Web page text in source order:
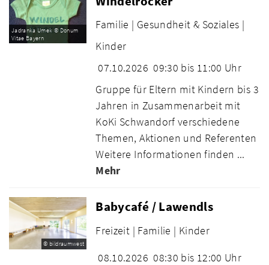
Jadranka Umek © Donum
Vitae Bayern
Familie | Gesundheit & Soziales |
Kinder
07.10.2026 09:30 bis 11:00 Uhr
Gruppe für Eltern mit Kindern bis 3
Jahren in Zusammenarbeit mit
KoKi Schwandorf verschiedene
Themen, Aktionen und Referenten
Weitere Informationen finden ...
Mehr
© bildraumwest
Babycafé / Lawendls
Freizeit | Familie | Kinder
08.10.2026 08:30 bis 12:00 Uhr